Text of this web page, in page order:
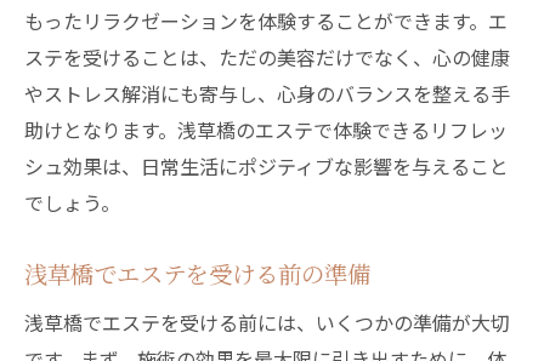
もったリラクゼーションを体験することができます。エ
ステを受けることは、ただの美容だけでなく、心の健康
やストレス解消にも寄与し、心身のバランスを整える手
助けとなります。浅草橋のエステで体験できるリフレッ
シュ効果は、日常生活にポジティブな影響を与えること
でしょう。
浅草橋でエステを受ける前の準備
浅草橋でエステを受ける前には、いくつかの準備が大切